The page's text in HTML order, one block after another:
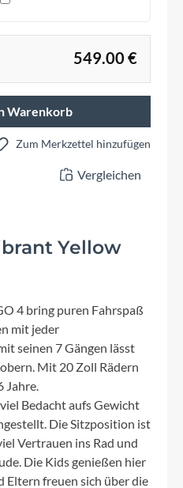
549.00 €
Warenkorb
Zum Merkzettel hinzufügen
Vergleichen
Yellow
4 bring puren Fahrspaß
mit jeder
seinen 7 Gängen lässt
Mit 20 Zoll Rädern
Jahre.
Bedacht aufs Gewicht
Die Sitzposition ist
Vertrauen ins Rad und
Die Kids genießen hier
freuen sich über die